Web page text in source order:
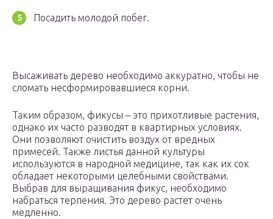
Посадить молодой побег.
Высаживать дерево необходимо аккуратно, чтобы не
сломать несформировавшиеся корни.
Таким образом, фикусы – это прихотливые растения,
однако их часто разводят в квартирных условиях.
Они позволяют очистить воздух от вредных
примесей. Также листья данной культуры
используются в народной медицине, так как их сок
обладает некоторыми целебными свойствами.
Выбрав для выращивания фикус, необходимо
набраться терпения. Это дерево растет очень
медленно.